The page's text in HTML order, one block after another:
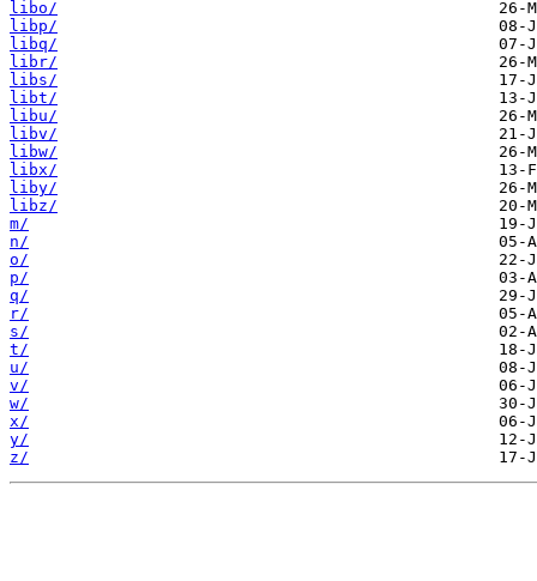
libo/
libp/
libq/
libr/
libs/
libt/
libu/
libv/
libw/
libx/
liby/
libz/
m/
n/
o/
p/
q/
r/
s/
t/
u/
v/
w/
x/
y/
z/